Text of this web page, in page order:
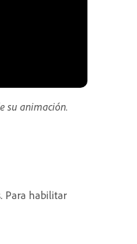
su animación.
Para habilitar